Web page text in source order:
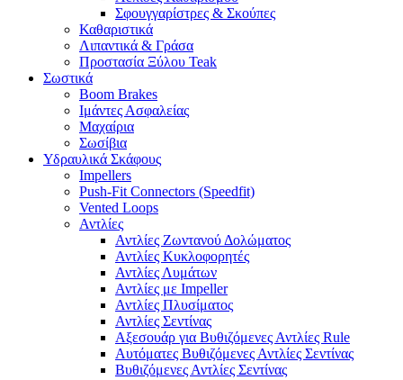
Σφουγγαρίστρες & Σκούπες
Καθαριστικά
Λιπαντικά & Γράσα
Προστασία Ξύλου Teak
Σωστικά
Boom Brakes
Ιμάντες Ασφαλείας
Μαχαίρια
Σωσίβια
Υδραυλικά Σκάφους
Impellers
Push-Fit Connectors (Speedfit)
Vented Loops
Αντλίες
Αντλίες Ζωντανού Δολώματος
Αντλίες Κυκλοφορητές
Αντλίες Λυμάτων
Αντλίες με Impeller
Αντλίες Πλυσίματος
Αντλίες Σεντίνας
Αξεσουάρ για Βυθιζόμενες Αντλίες Rule
Αυτόματες Βυθιζόμενες Αντλίες Σεντίνας
Βυθιζόμενες Αντλίες Σεντίνας